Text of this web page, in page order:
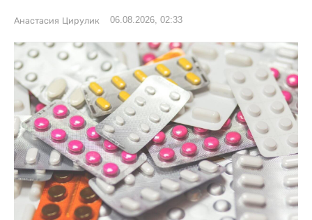
Анастасия Цирулик 06.08.2026, 02:33